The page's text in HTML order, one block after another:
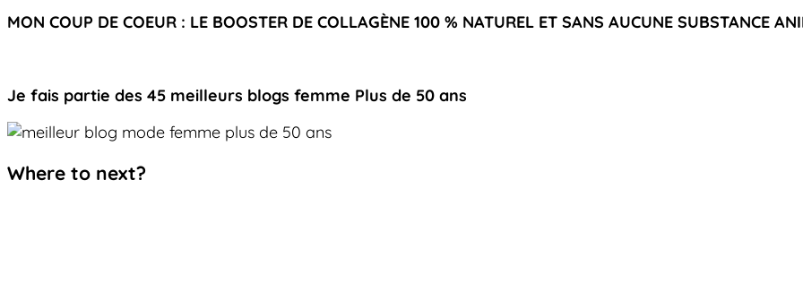
MON COUP DE COEUR : LE BOOSTER DE COLLAGÈNE 100 % NATUREL ET SANS AUCUNE SUBSTANCE
Je fais partie des 45 meilleurs blogs femme Plus de 50 ans
Where to next?